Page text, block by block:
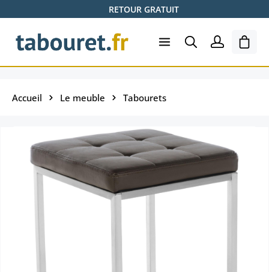
Passer au contenu principalRETOUR GRATUIT
Le
Accueil Le meuble Tabourets